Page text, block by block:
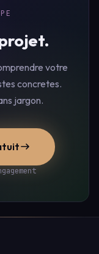
votre
concretes.
jargon.